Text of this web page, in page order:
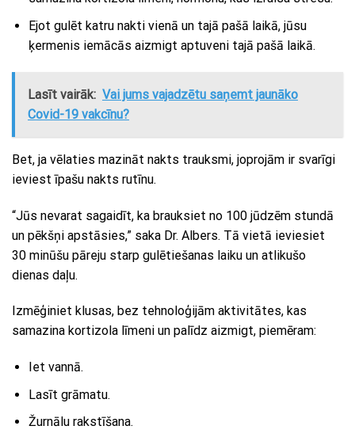
Ejot gulēt katru nakti vienā un tajā pašā laikā, jūsu
ķermenis iemācās aizmigt aptuveni tajā pašā laikā.
Lasīt vairāk: Vai jums vajadzētu saņemt jaunāko
Covid-19 vakcīnu?
Bet, ja vēlaties mazināt nakts trauksmi, joprojām ir svarīgi
ieviest īpašu nakts rutīnu.
“Jūs nevarat sagaidīt, ka brauksiet no 100 jūdzēm stundā
un pēkšņi apstāsies,” saka Dr. Albers. Tā vietā ieviesiet
30 minūšu pāreju starp gulētiešanas laiku un atlikušo
dienas daļu.
Izmēģiniet klusas, bez tehnoloģijām aktivitātes, kas
samazina kortizola līmeni un palīdz aizmigt, piemēram:
Iet vannā.
Lasīt grāmatu.
Žurnālu rakstīšana.